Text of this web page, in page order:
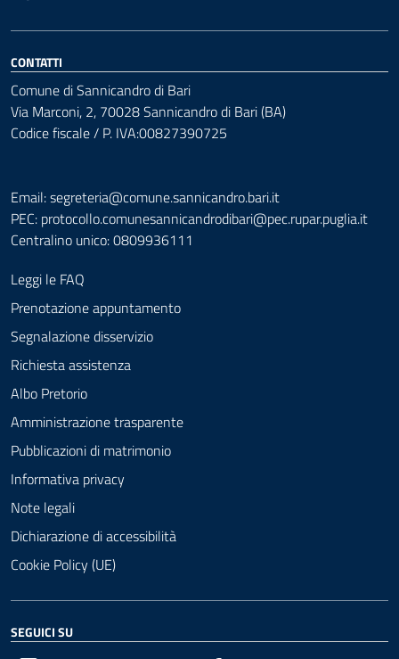
CONTATTI
Comune di Sannicandro di Bari
Via Marconi, 2, 70028 Sannicandro di Bari (BA)
Codice fiscale / P. IVA:00827390725
Email: segreteria@comune.sannicandro.bari.it
PEC: protocollo.comunesannicandrodibari@pec.rupar.puglia.it
Centralino unico: 0809936111
Leggi le FAQ
Prenotazione appuntamento
Segnalazione disservizio
Richiesta assistenza
Albo Pretorio
Amministrazione trasparente
Pubblicazioni di matrimonio
Informativa privacy
Note legali
Dichiarazione di accessibilità
Cookie Policy (UE)
SEGUICI SU